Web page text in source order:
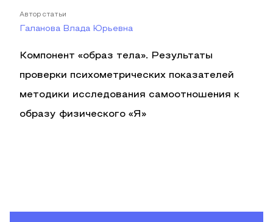
Автор статьи
Галанова Влада Юрьевна
Компонент «образ тела». Результаты
проверки психометрических показателей
методики исследования самоотношения к
образу физического «Я»